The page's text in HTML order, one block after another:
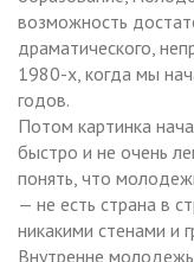
возможность
драматического,
1980-х, когда мы
годов.
Потом картинка
быстро и не очень
понять, что
— не есть страна в
никакими стенами и
Внутренне